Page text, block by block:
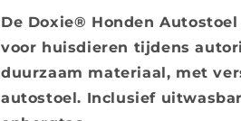
-
Autogordel
-
Autogordel
De Doxie® Honden
voor huisdieren tijdens
duurzaam materiaal, met
autostoel. Inclusief